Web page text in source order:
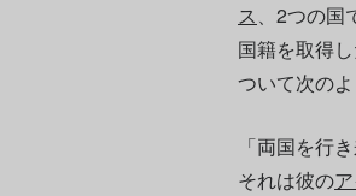
ス、2つの国
国籍を取得
ついて次のよ
「両国を行
それは彼の